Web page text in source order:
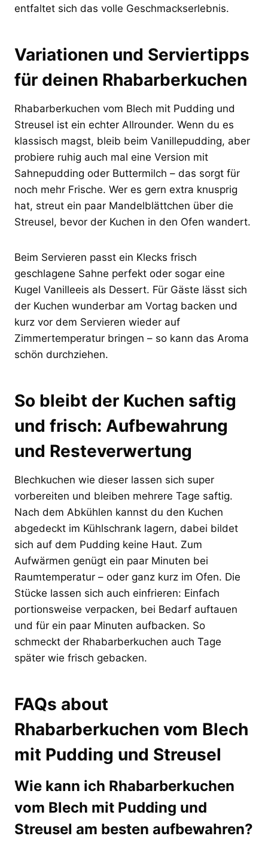
entfaltet sich das volle Geschmackserlebnis.
Variationen und Serviertipps
für deinen Rhabarberkuchen
Rhabarberkuchen vom Blech mit Pudding und
Streusel ist ein echter Allrounder. Wenn du es
klassisch magst, bleib beim Vanillepudding, aber
probiere ruhig auch mal eine Version mit
Sahnepudding oder Buttermilch – das sorgt für
noch mehr Frische. Wer es gern extra knusprig
hat, streut ein paar Mandelblättchen über die
Streusel, bevor der Kuchen in den Ofen wandert.
Beim Servieren passt ein Klecks frisch
geschlagene Sahne perfekt oder sogar eine
Kugel Vanilleeis als Dessert. Für Gäste lässt sich
der Kuchen wunderbar am Vortag backen und
kurz vor dem Servieren wieder auf
Zimmertemperatur bringen – so kann das Aroma
schön durchziehen.
So bleibt der Kuchen saftig
und frisch: Aufbewahrung
und Resteverwertung
Blechkuchen wie dieser lassen sich super
vorbereiten und bleiben mehrere Tage saftig.
Nach dem Abkühlen kannst du den Kuchen
abgedeckt im Kühlschrank lagern, dabei bildet
sich auf dem Pudding keine Haut. Zum
Aufwärmen genügt ein paar Minuten bei
Raumtemperatur – oder ganz kurz im Ofen. Die
Stücke lassen sich auch einfrieren: Einfach
portionsweise verpacken, bei Bedarf auftauen
und für ein paar Minuten aufbacken. So
schmeckt der Rhabarberkuchen auch Tage
später wie frisch gebacken.
FAQs about
Rhabarberkuchen vom Blech
mit Pudding und Streusel
Wie kann ich Rhabarberkuchen
vom Blech mit Pudding und
Streusel am besten aufbewahren?